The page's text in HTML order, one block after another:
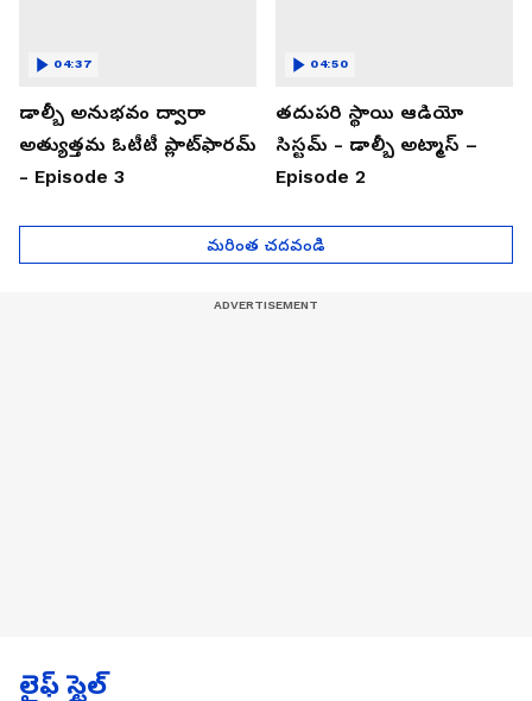
డాల్బీ అనుభవం ద్వారా
అత్యుత్తమ ఓటీటీ ప్లాట్‌ఫారమ్
- Episode 3
04:37
తదుపరి స్థాయి ఆడియో
సిస్టమ్ - డాల్బీ అట్మాస్ –
Episode 2
04:50
మరింత చదవండి
లైఫ్ స్టైల్